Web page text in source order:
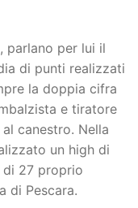
parlano per lui il
di punti realizzati
la doppia cifra
e tiratore
canestro. Nella
un high di
di 27 proprio
di Pescara.